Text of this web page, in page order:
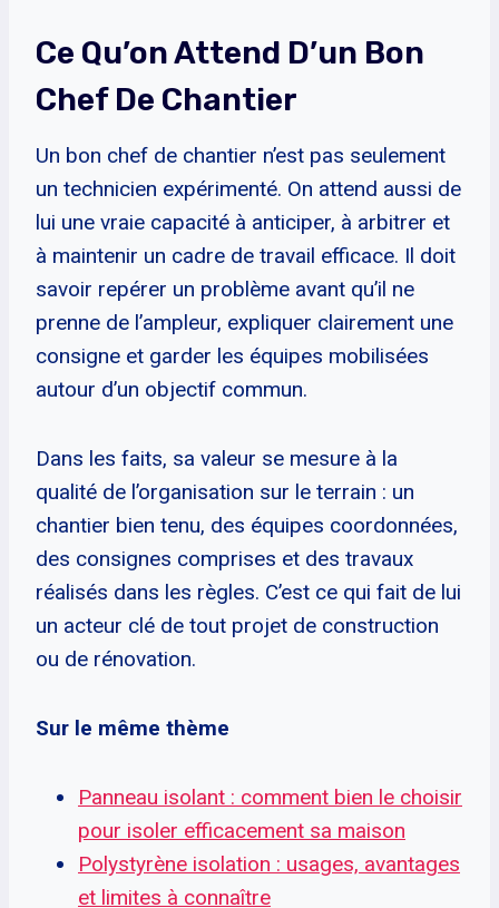
Ce Qu’on Attend D’un Bon
Chef De Chantier
Un bon chef de chantier n’est pas seulement
un technicien expérimenté. On attend aussi de
lui une vraie capacité à anticiper, à arbitrer et
à maintenir un cadre de travail efficace. Il doit
savoir repérer un problème avant qu’il ne
prenne de l’ampleur, expliquer clairement une
consigne et garder les équipes mobilisées
autour d’un objectif commun.
Dans les faits, sa valeur se mesure à la
qualité de l’organisation sur le terrain : un
chantier bien tenu, des équipes coordonnées,
des consignes comprises et des travaux
réalisés dans les règles. C’est ce qui fait de lui
un acteur clé de tout projet de construction
ou de rénovation.
Sur le même thème
Panneau isolant : comment bien le choisir
pour isoler efficacement sa maison
Polystyrène isolation : usages, avantages
et limites à connaître